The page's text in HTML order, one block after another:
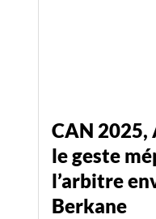
CAN
le geste
l’arbitre
Berkane